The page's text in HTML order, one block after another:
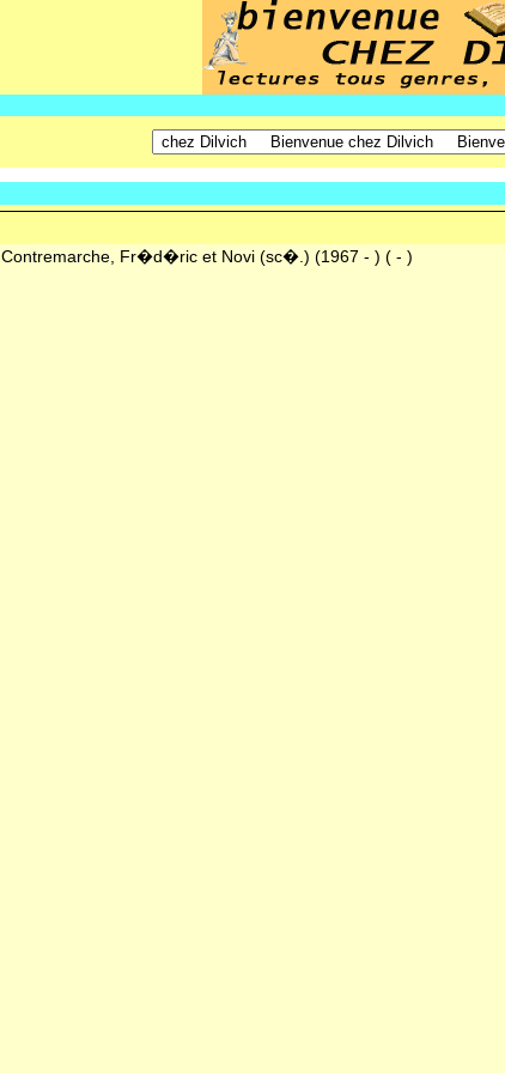
Contremarche, Fr�d�ric et Novi (sc�.) (1967 - ) ( - )